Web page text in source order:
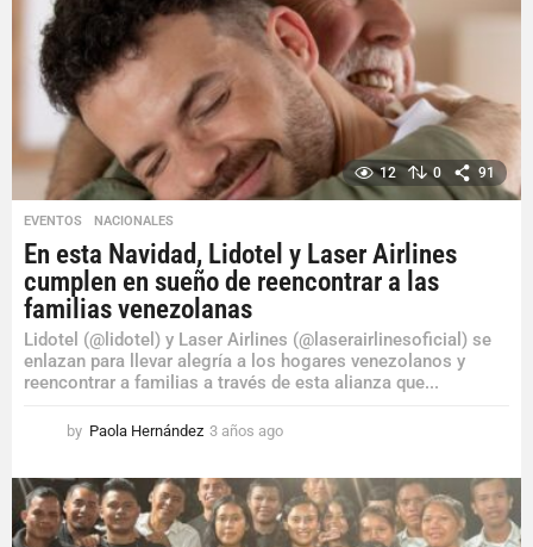
12 0 91
EVENTOS ,NACIONALES
En esta Navidad, Lidotel y Laser Airlines
cumplen en sueño de reencontrar a las
familias venezolanas
Lidotel (@lidotel) y Laser Airlines (@laserairlinesoficial) se
enlazan para llevar alegría a los hogares venezolanos y
reencontrar a familias a través de esta alianza que...
by Paola Hernández 3 años ago
ñ
o
s